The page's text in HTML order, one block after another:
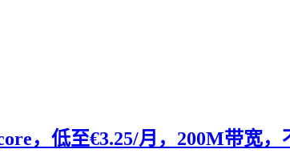
，低至€3.25/月，200M带宽